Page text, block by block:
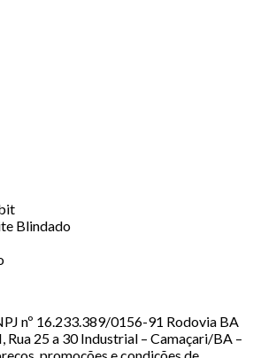
nº 16.233.389/0156-91 Rodovia BA
Rua 25 a 30 Industrial – Camaçari/BA –